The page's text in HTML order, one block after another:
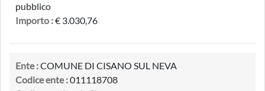
pubblico
Importo :€ 3.030,76
Ente :COMUNE DI CISANO SUL NEVA
Codice ente :011118708